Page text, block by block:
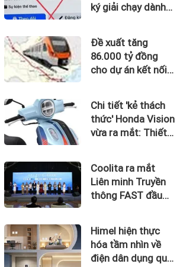
ký giải chạy dành
Đề xuất tăng
86.000 tỷ đồng
cho dự án kết nối
hùng quan Tây
Bắc”
Chi tiết 'kẻ thách
thức' Honda Vision
vừa ra mắt: Thiết
triệu đồng
Coolita ra mắt
Liên minh Truyền
thông FAST đầu
truyền hình hàng
đầu
Himel hiện thực
hóa tầm nhìn về
điện dân dụng qua